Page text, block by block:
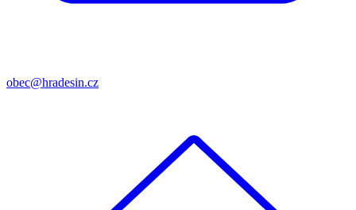
obec@hradesin.cz